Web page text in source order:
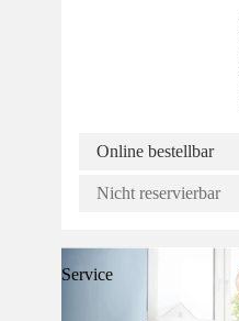
Online bestellbar
Nicht reservierbar
Service